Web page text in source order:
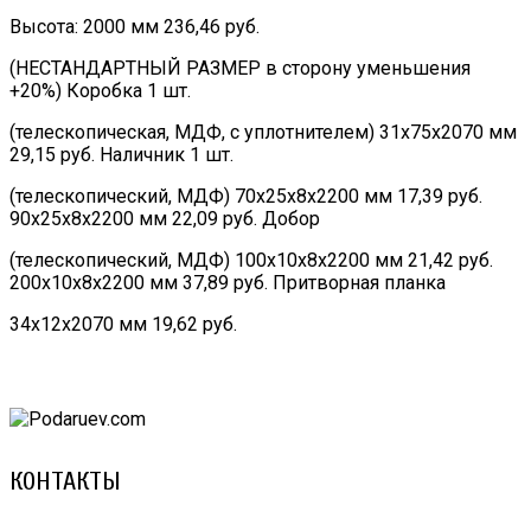
Высота: 2000 мм 236,46 руб.
(НЕСТАНДАРТНЫЙ РАЗМЕР в сторону уменьшения
+20%) Коробка 1 шт.
(телескопическая, МДФ, с уплотнителем) 31х75х2070 мм
29,15 руб. Наличник 1 шт.
(телескопический, МДФ) 70х25х8х2200 мм 17,39 руб.
90х25х8х2200 мм 22,09 руб. Добор
(телескопический, МДФ) 100х10х8х2200 мм 21,42 руб.
200х10х8х2200 мм 37,89 руб. Притворная планка
34х12х2070 мм 19,62 руб.
КОНТАКТЫ